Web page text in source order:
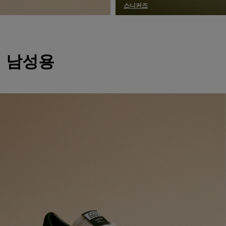
스니커즈
남성용